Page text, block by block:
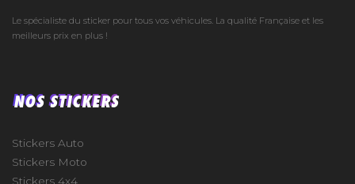
Le spécialiste du sticker pour tous vos véhicules. La qualité Française et les
meilleurs prix en plus !
NOS STICKERS
Stickers Auto
Stickers Moto
Stickers 4x4